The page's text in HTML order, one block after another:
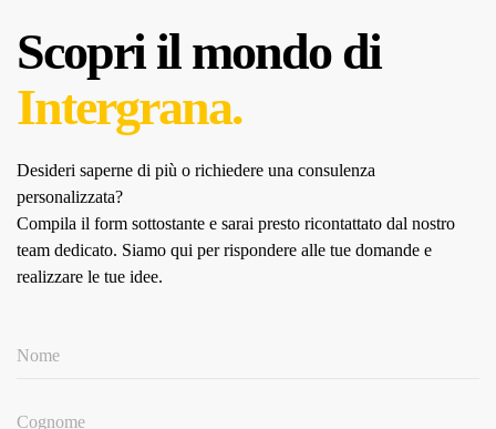
Scopri il mondo di
Intergrana.
Desideri saperne di più o richiedere una consulenza
personalizzata?
Compila il form sottostante e sarai presto ricontattato dal nostro
team dedicato. Siamo qui per rispondere alle tue domande e
realizzare le tue idee.